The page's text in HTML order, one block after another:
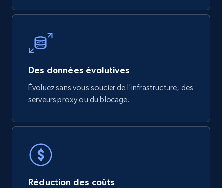
Digikey - Products
Product url, Category url, Part number,
Datasheet url, Rohs compliant, and more.
775+ 80+ Buy Now
Des données évolutives
Évoluez sans vous soucier de l'infrastructure, des
serveurs proxy ou du blocage.
Réduction des coûts